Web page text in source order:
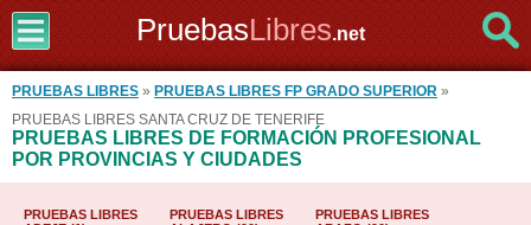
PruebasLibres.net
PRUEBAS LIBRES » PRUEBAS LIBRES FP GRADO SUPERIOR »
PRUEBAS LIBRES SANTA CRUZ DE TENERIFE
PRUEBAS LIBRES DE FORMACIÓN PROFESIONAL
POR PROVINCIAS Y CIUDADES
PRUEBAS LIBRES
PRUEBAS LIBRES
PRUEBAS LIBRES